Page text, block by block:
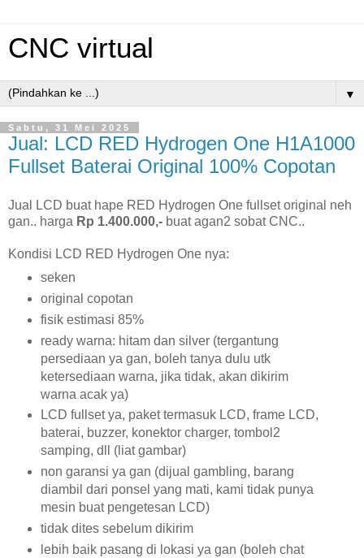
CNC virtual
▼
Sabtu, 31 Mei 2025
Jual: LCD RED Hydrogen One H1A1000
Fullset Baterai Original 100% Copotan
Jual LCD buat hape RED Hydrogen One fullset original neh
gan.. harga Rp 1.400.000,- buat agan2 sobat CNC..
Kondisi LCD RED Hydrogen One nya:
seken
original copotan
fisik estimasi 85%
ready warna: hitam dan silver (tergantung
persediaan ya gan, boleh tanya dulu utk
ketersediaan warna, jika tidak, akan dikirim
warna acak ya)
LCD fullset ya, paket termasuk LCD, frame LCD,
baterai, buzzer, konektor charger, tombol2
samping, dll (liat gambar)
non garansi ya gan (dijual gambling, barang
diambil dari ponsel yang mati, kami tidak punya
mesin buat pengetesan LCD)
tidak dites sebelum dikirim
lebih baik pasang di lokasi ya gan (boleh chat